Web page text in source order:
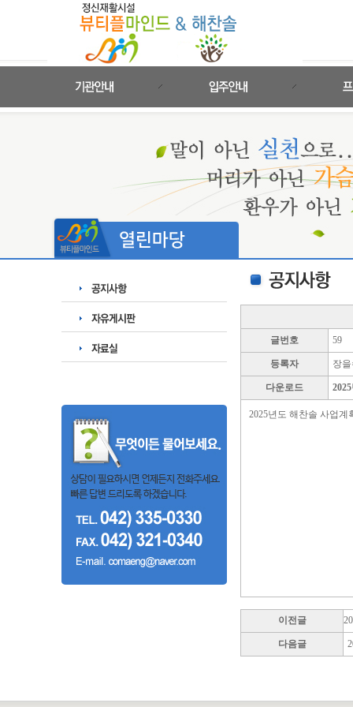
글번호 59
등록자 장
다운로드
2025년도 해찬솔 사업계
이전글
다음글